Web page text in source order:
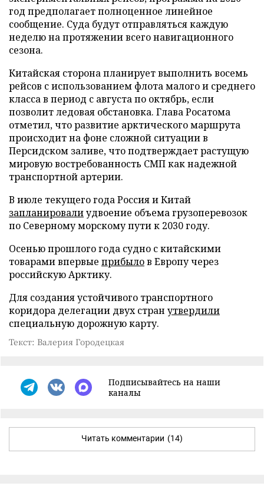
год предполагает полноценное линейное
сообщение. Суда будут отправляться каждую
неделю на протяжении всего навигационного
сезона.
Китайская сторона планирует выполнить восемь
рейсов с использованием флота малого и среднего
класса в период с августа по октябрь, если
позволит ледовая обстановка. Глава Росатома
отметил, что развитие арктического маршрута
происходит на фоне сложной ситуации в
Персидском заливе, что подтверждает растущую
мировую востребованность СМП как надежной
транспортной артерии.
В июле текущего года Россия и Китай
запланировалиудвоение объема грузоперевозок
по Северному морскому пути к 2030 году.
Осенью прошлого года судно с китайскими
товарами впервые прибылов Европу через
российскую Арктику.
Для создания устойчивого транспортного
коридора делегации двух стран утвердили
специальную дорожную карту.
Текст: Валерия Городецкая
Подписывайтесь на наши
каналы
Читать комментарии (14)